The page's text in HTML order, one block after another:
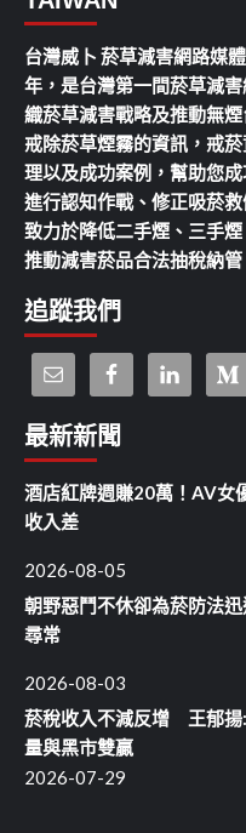
台灣威卜 菸草減害網路媒
年，是台灣第一間菸草減
織菸草減害戰略及推動無
戒除菸草煙霧的資訊，戒
理以及成功案例，幫助您
進行認知作戰、修正吸菸
致力於降低二手煙、三手
推動減害菸品合法抽稅納
追蹤我們
最新新聞
酒店紅牌週賺20萬！AV女
收入差
2026-08-05
朝野惡鬥不休卻為菸防法
尋常
2026-08-03
菸稅收入不減反增 王郁揚
量與黑市雙贏
2026-07-29